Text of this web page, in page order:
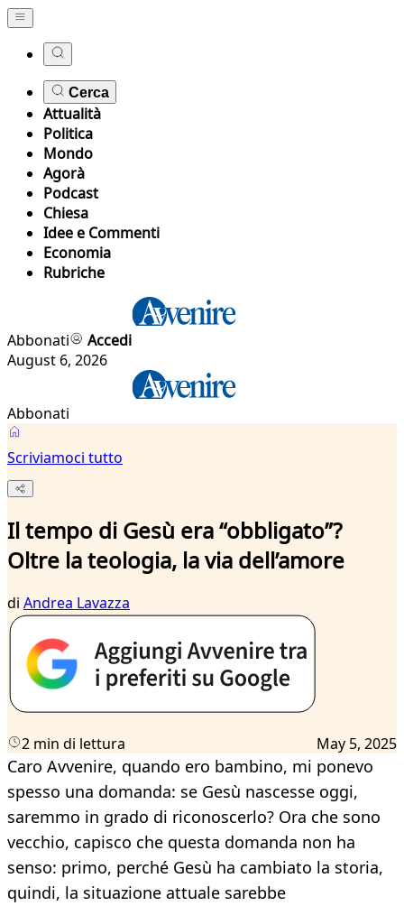
Cerca
Attualità
Politica
Mondo
Agorà
Podcast
Chiesa
Idee e Commenti
Economia
Rubriche
Abbonati
Accedi
August 6, 2026
Abbonati
Scriviamoci tutto
Il tempo di Gesù era “obbligato”?
Oltre la teologia, la via dell’amore
di Andrea Lavazza
2 min di lettura May 5, 2025
Caro Avvenire, quando ero bambino, mi ponevo
spesso una domanda: se Gesù nascesse oggi,
saremmo in grado di riconoscerlo? Ora che sono
vecchio, capisco che questa domanda non ha
senso: primo, perché Gesù ha cambiato la storia,
quindi, la situazione attuale sarebbe